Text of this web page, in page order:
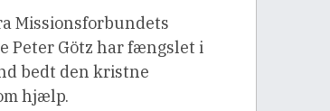
Missionsforbundets
Peter Götz har fængslet i
bedt den kristne
hjælp.